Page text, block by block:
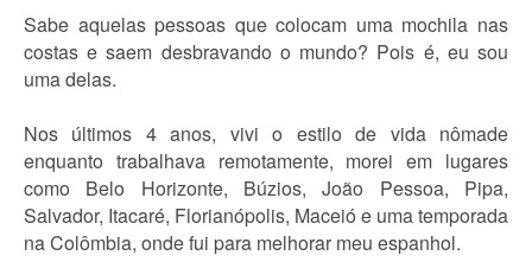
Sabe aquelas pessoas que colocam uma mochila nas
costas e saem desbravando o mundo? Pois é, eu sou
uma delas.
Nos últimos 4 anos, vivi o estilo de vida nômade
enquanto trabalhava remotamente, morei em lugares
como Belo Horizonte, Búzios, João Pessoa, Pipa,
Salvador, Itacaré, Florianópolis, Maceió e uma temporada
na Colômbia, onde fui para melhorar meu espanhol.